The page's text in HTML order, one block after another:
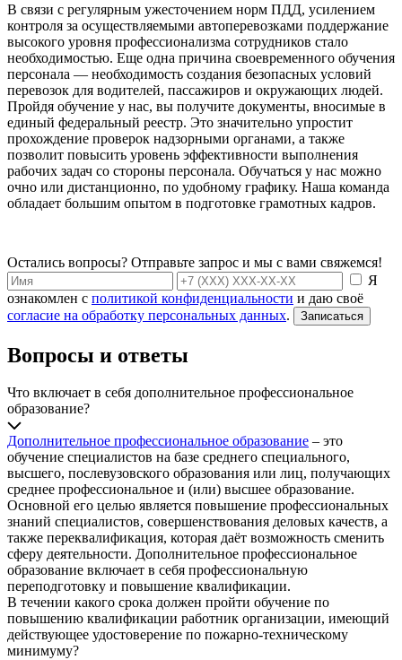
В связи с регулярным ужесточением норм ПДД, усилением
контроля за осуществляемыми автоперевозками поддержание
высокого уровня профессионализма сотрудников стало
необходимостью. Еще одна причина своевременного обучения
персонала — необходимость создания безопасных условий
перевозок для водителей, пассажиров и окружающих людей.
Пройдя обучение у нас, вы получите документы, вносимые в
единый федеральный реестр. Это значительно упростит
прохождение проверок надзорными органами, а также
позволит повысить уровень эффективности выполнения
рабочих задач со стороны персонала. Обучаться у нас можно
очно или дистанционно, по удобному графику. Наша команда
обладает большим опытом в подготовке грамотных кадров.
Остались вопросы? Отправьте запрос и мы с вами свяжемся!
Я
ознакомлен с политикой конфиденциальности и даю своё
согласие на обработку персональных данных. Записаться
Вопросы и ответы
Что включает в себя дополнительное профессиональное
образование?
Дополнительное профессиональное образование – это
обучение специалистов на базе среднего специального,
высшего, послевузовского образования или лиц, получающих
среднее профессиональное и (или) высшее образование.
Основной его целью является повышение профессиональных
знаний специалистов, совершенствования деловых качеств, а
также переквалификация, которая даёт возможность сменить
сферу деятельности. Дополнительное профессиональное
образование включает в себя профессиональную
переподготовку и повышение квалификации.
В течении какого срока должен пройти обучение по
повышению квалификации работник организации, имеющий
действующее удостоверение по пожарно-техническому
минимуму?